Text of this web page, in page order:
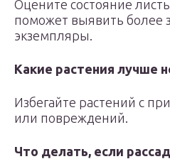
Оцените состояние
поможет выявить более
экземпляры.
Какие растения лучше
Избегайте растений с
или повреждений.
Что делать, если